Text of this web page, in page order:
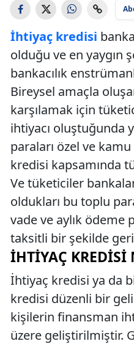
İhtiyaç kredisi
olduğu ve en yaygın
bankacılık
Bireysel amaçla
karşılamak için
ihtiyacı oluştuğunda
paraları özel ve
kredisi kapsamında
Ve tüketiciler
oldukları bu toplu
vade ve aylık ödeme
taksitli bir şekilde
İHTIYAÇ KREDISI
İhtiyaç kredisi ya da
kredisi düzenli bir
kişilerin finansman
üzere geliştirilmiştir.